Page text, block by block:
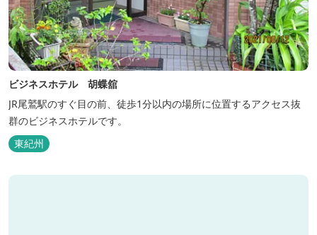
ビジネスホテル 胡蝶舘
JR尾鷲駅のすぐ目の前、徒歩1分以内の場所に位置するアクセス抜
群のビジネスホテルです。
東紀州